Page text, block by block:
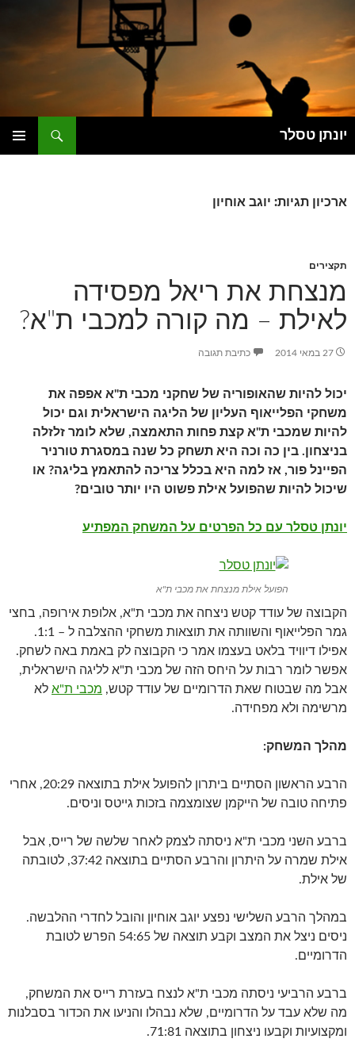
יונתן טסלר
ארכיון תגיות: יוגב אוחיון
תקצירים
מנצחת את ריאל מפסידה
לאילת – מה קורה למכבי ת"א?
27 במאי 2014 כתיבת תגובה
יכול להיות שהאופוריה של שחקני מכבי ת"א אפפה את
משחקי הפלייאוף העליון של הליגה הישראלית וגם יכול
להיות שמכבי ת"א קצת פחות התאמצה, שלא לומר זלזלה
בניצחון. בין כה וכה היא תשחק כל שנה במסגרת טורניר
הפיינל פור, אז למה היא בכלל צריכה להתאמץ בליגה? או
שיכול להיות שהפועל אילת פשוט היו יותר טובים?
יונתן טסלר עם כל הפרטים על המשחק המפתיע
הפועל אילת מנצחת את מכבי ת"א
הקבוצה של עודד קטש ניצחה את מכבי ת"א, אלופת אירופה, בחצי
גמר הפלייאוף והשוותה את תוצאות משחקי ההצלבה ל – 1:1.
אפילו דיוויד בלאט בעצמו אמר כי הקבוצה לק באמת באה לשחק.
אפשר לומר רבות על היחס הזה של מכבי ת"א לליגה הישראלית,
אבל מה שבטוח שאת הדרומיים של עודד קטש, מכבי ת"א לא
מרשימה ולא מפחידה.
מהלך המשחק:
הרבע הראשון הסתיים ביתרון להפועל אילת בתוצאה 20:29, אחרי
פתיחה טובה של הייקמן שצומצמה בזכות גייטס וניסים.
ברבע השני מכבי ת"א ניסתה לצמק לאחר שלשה של רייס, אבל
אילת שמרה על היתרון והרבע הסתיים בתוצאה 37:42, לטובתה
של אילת.
במהלך הרבע השלישי נפצע יוגב אוחיון והובל לחדרי ההלבשה.
ניסים ניצל את המצב וקבע תוצאה של 54:65 הפרש לטובת
הדרומיים.
ברבע הרביעי ניסתה מכבי ת"א לנצח בעזרת רייס את המשחק,
מה שלא עבד על הדרומיים, שלא נבהלו והניעו את הכדור בסבלנות
ומקצועיות וקבעו ניצחון בתוצאה 71:81.